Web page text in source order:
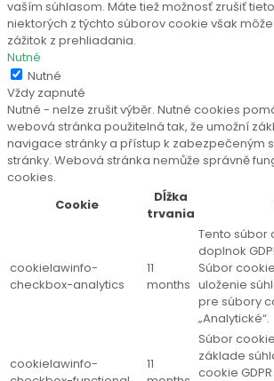
vaším súhlasom. Máte tiež možnosť zrušiť
niektorých z týchto súborov cookie však
zážitok z prehliadania.
Nutné
Nutné
Vždy zapnuté
Nutné - nelze zrušit výběr. Nutné cookies
webová stránka použitelná tak, že umožní
navigace stránky a přístup k zabezpečeným
stránky. Webová stránka nemůže správně
cookies.
Cookie
Dĺžka
trvania
cookielawinfo-
checkbox-analytics
11
months
Tento súbor
doplnok
Súbor
uloženie
pre súbory
„Analytické“.
cookielawinfo-
11
Súbor
základe
cookie